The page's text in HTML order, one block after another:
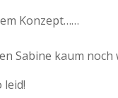
Konzept……
Sabine kaum noch
leid!